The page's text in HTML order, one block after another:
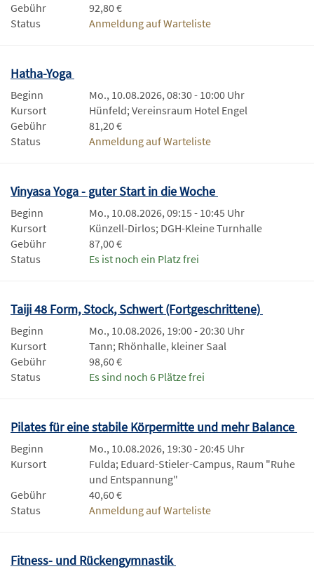
Gebühr
92,80 €
Status
Anmeldung auf Warteliste
Hatha-Yoga
Beginn
Mo., 10.08.2026, 08:30 - 10:00 Uhr
Kursort
Hünfeld; Vereinsraum Hotel Engel
Gebühr
81,20 €
Status
Anmeldung auf Warteliste
Vinyasa Yoga - guter Start in die Woche
Beginn
Mo., 10.08.2026, 09:15 - 10:45 Uhr
Kursort
Künzell-Dirlos; DGH-Kleine Turnhalle
Gebühr
87,00 €
Status
Es ist noch ein Platz frei
Taiji 48 Form, Stock, Schwert (Fortgeschrittene)
Beginn
Mo., 10.08.2026, 19:00 - 20:30 Uhr
Kursort
Tann; Rhönhalle, kleiner Saal
Gebühr
98,60 €
Status
Es sind noch 6 Plätze frei
Pilates für eine stabile Körpermitte und mehr Balance
Beginn
Mo., 10.08.2026, 19:30 - 20:45 Uhr
Kursort
Fulda; Eduard-Stieler-Campus, Raum "Ruhe
und Entspannung"
Gebühr
40,60 €
Status
Anmeldung auf Warteliste
Fitness- und Rückengymnastik